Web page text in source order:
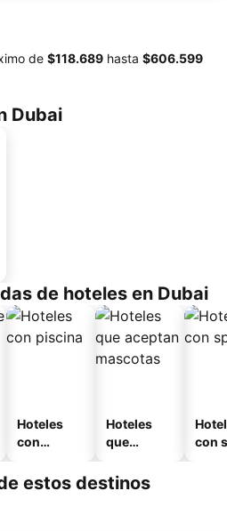
de ‎$118.689 hasta ‎$606.599
Dubai
de hoteles en Dubai
Hoteles
con
Hoteles
que
mascotas
con
estos destinos